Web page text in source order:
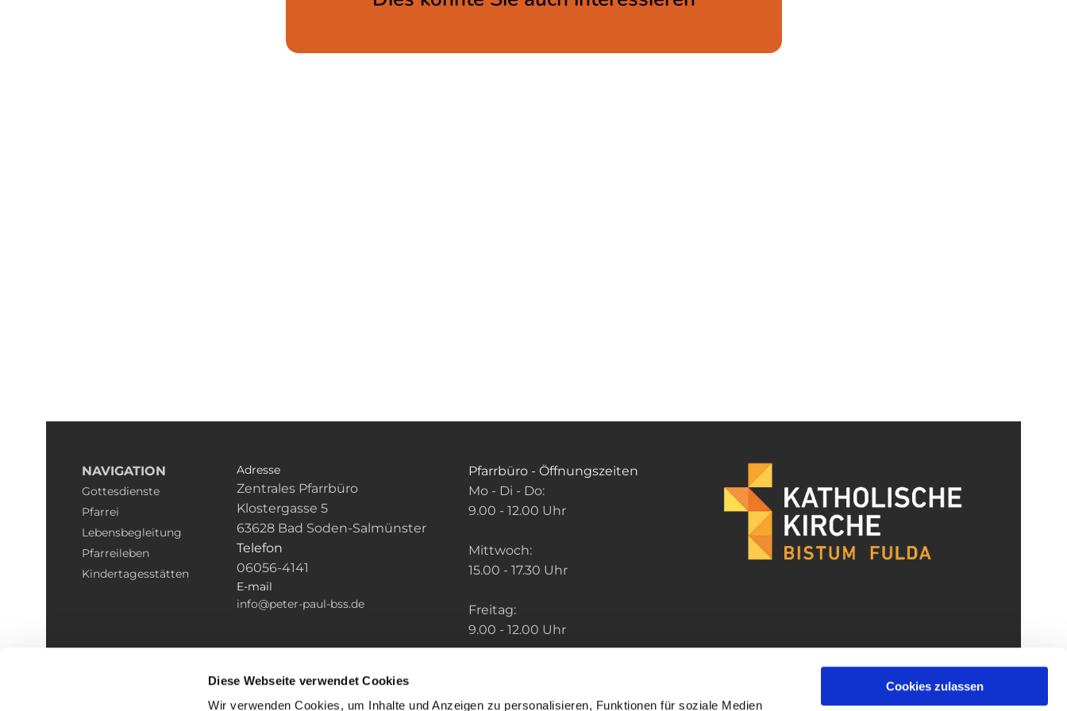
Diese Webseite verwendet Cookies
Wir verwenden Cookies, um Inhalte und Anzeigen zu personalisieren, Funktionen für soziale Medien
Cookies zulassen
NAVIGATION
Gottesdienste
Pfarrei
Lebensbegleitung
Pfarreileben
Kindertagesstätten
Adresse
Zentrales Pfarrbüro
Klostergasse 5
63628 Bad Soden-Salmünster
Telefon
06056-4141
E-mail
info@peter-paul-bss.de
Pfarrbüro - Öffnungszeiten
Mo - Di - Do:
9.00 - 12.00 Uhr
Mittwoch:
15.00 - 17.30 Uhr
Freitag:
9.00 - 12.00 Uhr